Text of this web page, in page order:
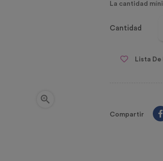

La cantidad
Cantidad
Lista De
Compartir